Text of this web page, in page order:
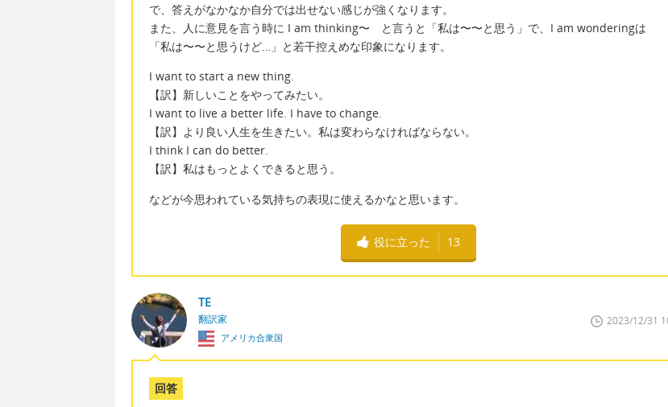
で、答えがなかなか自分では出せない感じが強くなります。
また、人に意見を言う時に I am thinking〜 と言うと「私は〜〜と思う」で、I am wonderingは
「私は〜〜と思うけど…」と若干控えめな印象になります。
I want to start a new thing.
【訳】新しいことをやってみたい。
I want to live a better life. I have to change.
【訳】より良い人生を生きたい。私は変わらなければならない。
I think I can do better.
【訳】私はもっとよくできると思う。
などが今思われている気持ちの表現に使えるかなと思います。
役に立った 13
TE
翻訳家
アメリカ合衆国
2023/12/31
回答